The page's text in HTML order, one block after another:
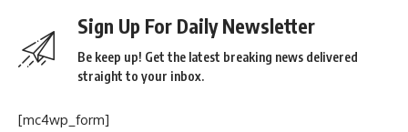
Sign Up For Daily Newsletter
Be keep up! Get the latest breaking news delivered
straight to your inbox.
[mc4wp_form]